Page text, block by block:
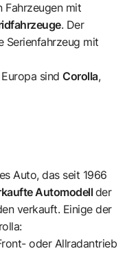
Fahrzeugen mit
. Der
Serienfahrzeug mit
sindCorolla,
Auto, das seit 1966
Automodellder
verkauft. Einige der
oder Allradantrieb